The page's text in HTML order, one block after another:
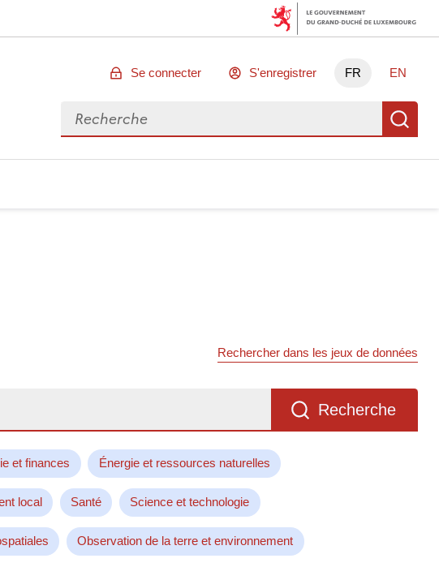
Se connecter S'enregistrer FR EN
Rechercher des données
Rechercher dans les jeux de données
Recherche
et finances Énergie et ressources naturelles
local Santé Science et technologie
Observation de la terre et environnement